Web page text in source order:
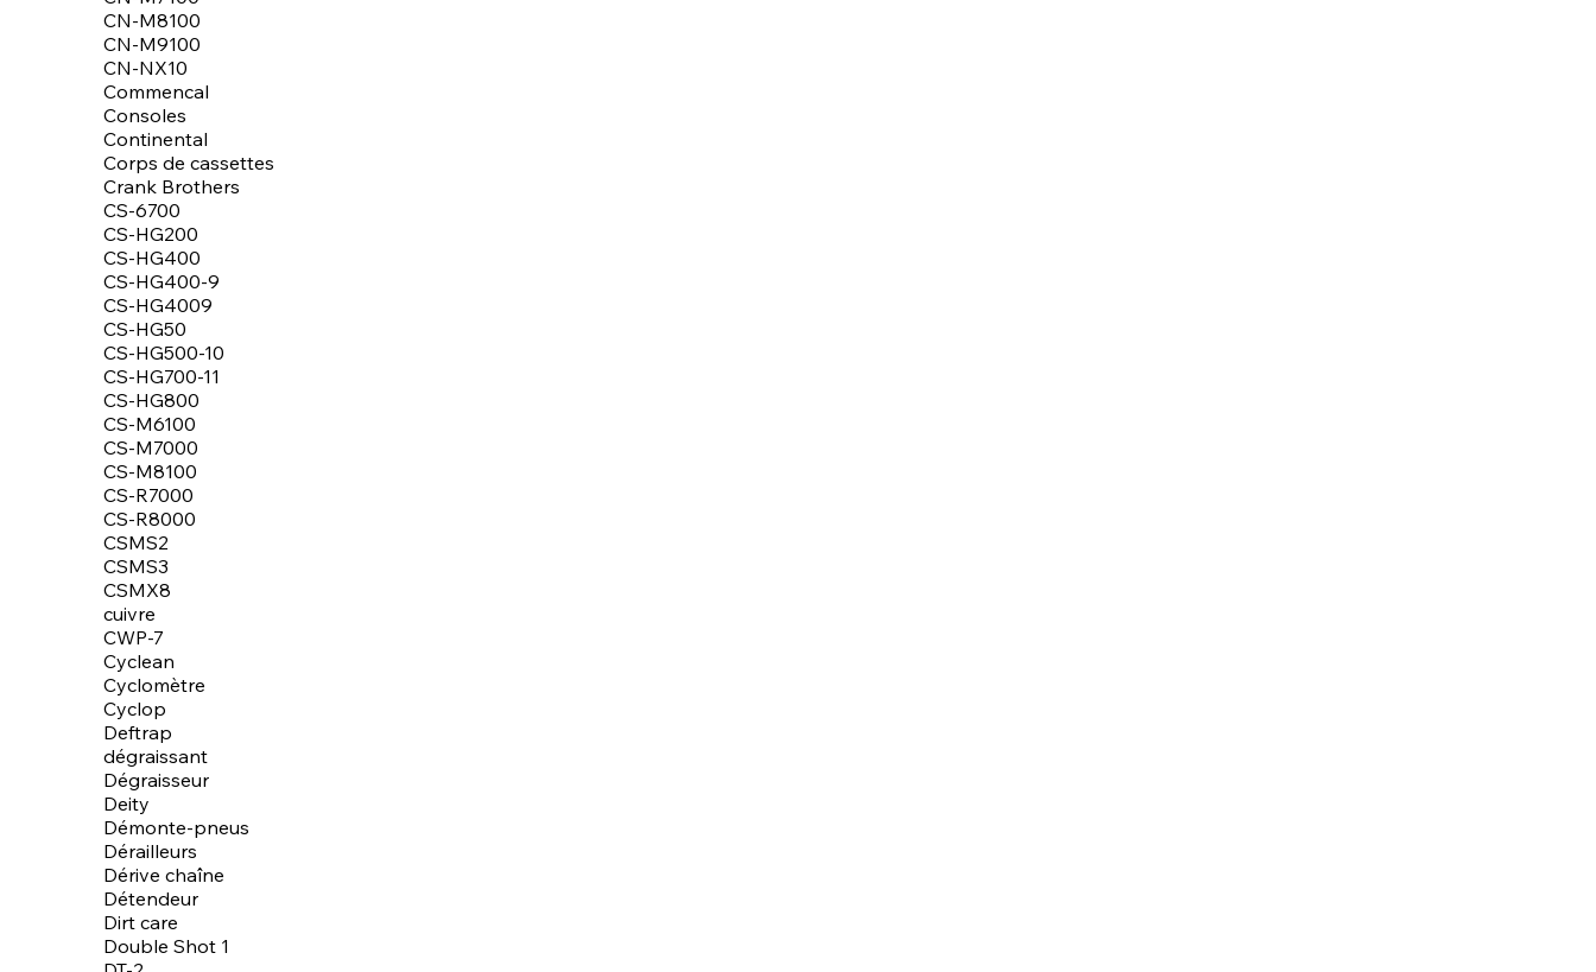
CN-M8100
CN-M9100
CN-NX10
Commencal
Consoles
Continental
Corps de cassettes
Crank Brothers
CS-6700
CS-HG200
CS-HG400
CS-HG400-9
CS-HG4009
CS-HG50
CS-HG500-10
CS-HG700-11
CS-HG800
CS-M6100
CS-M7000
CS-M8100
CS-R7000
CS-R8000
CSMS2
CSMS3
CSMX8
cuivre
CWP-7
Cyclean
Cyclomètre
Cyclop
Deftrap
dégraissant
Dégraisseur
Deity
Démonte-pneus
Dérailleurs
Dérive chaîne
Détendeur
Dirt care
Double Shot 1